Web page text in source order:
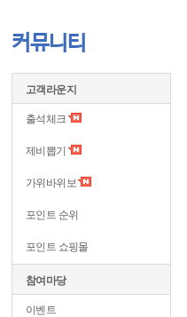
커뮤니티
고객라운지
출석체크
제비뽑기
가위바위보
포인트 순위
포인트 쇼핑몰
참여마당
이벤트